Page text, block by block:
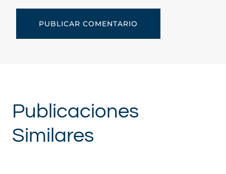
Publicaciones
Similares